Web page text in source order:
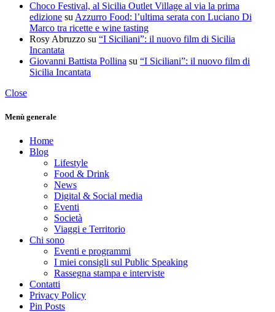
Choco Festival, al Sicilia Outlet Village al via la prima
edizione su Azzurro Food: l’ultima serata con Luciano Di
Marco tra ricette e wine tasting
Rosy Abruzzo su “I Siciliani”: il nuovo film di Sicilia
Incantata
Giovanni Battista Pollina su “I Siciliani”: il nuovo film di
Sicilia Incantata
Close
Menù generale
Home
Blog
Lifestyle
Food & Drink
News
Digital & Social media
Eventi
Società
Viaggi e Territorio
Chi sono
Eventi e programmi
I miei consigli sul Public Speaking
Rassegna stampa e interviste
Contatti
Privacy Policy
Pin Posts